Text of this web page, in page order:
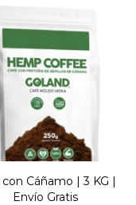
con Cáñamo | 3 KG |
Envío Gratis